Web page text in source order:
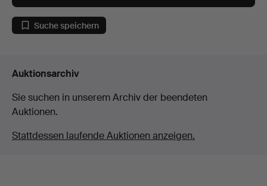
Suche speichern
Auktionsarchiv
Sie suchen in unserem Archiv der beendeten
Auktionen.
Stattdessen laufende Auktionen anzeigen.